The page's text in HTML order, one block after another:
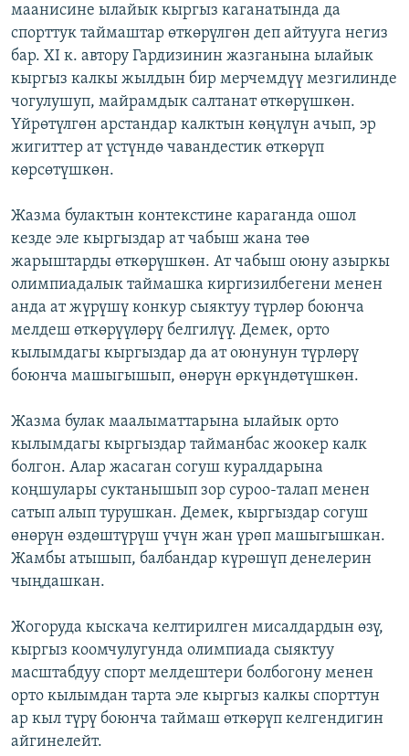
маанисине ылайык кыргыз каганатында да
спорттук таймаштар өткөрүлгөн деп айтууга негиз
бар. XI к. автору Гардизинин жазганына ылайык
кыргыз калкы жылдын бир мерчемдүү мезгилинде
чогулушуп, майрамдык салтанат өткөрүшкөн.
Үйрөтүлгөн арстандар калктын көңүлүн ачып, эр
жигиттер ат үстүндө чавандестик өткөрүп
көрсөтүшкөн.
Жазма булактын контекстине караганда ошол
кезде эле кыргыздар ат чабыш жана төө
жарыштарды өткөрүшкөн. Ат чабыш оюну азыркы
олимпиадалык таймашка киргизилбегени менен
анда ат жүрүшү конкур сыяктуу түрлөр боюнча
мелдеш өткөрүүлөрү белгилүү. Демек, орто
кылымдагы кыргыздар да ат оюнунун түрлөрү
боюнча машыгышып, өнөрүн өркүндөтүшкөн.
Жазма булак маалыматтарына ылайык орто
кылымдагы кыргыздар тайманбас жоокер калк
болгон. Алар жасаган согуш куралдарына
коңшулары суктанышып зор суроо-талап менен
сатып алып турушкан. Демек, кыргыздар согуш
өнөрүн өздөштүрүш үчүн жан үрөп машыгышкан.
Жамбы атышып, балбандар күрөшүп денелерин
чыңдашкан.
Жогоруда кыскача келтирилген мисалдардын өзү,
кыргыз коомчулугунда олимпиада сыяктуу
масштабдуу спорт мелдештери болбогону менен
орто кылымдан тарта эле кыргыз калкы спорттун
ар кыл түрү боюнча таймаш өткөрүп келгендигин
айгинелейт.